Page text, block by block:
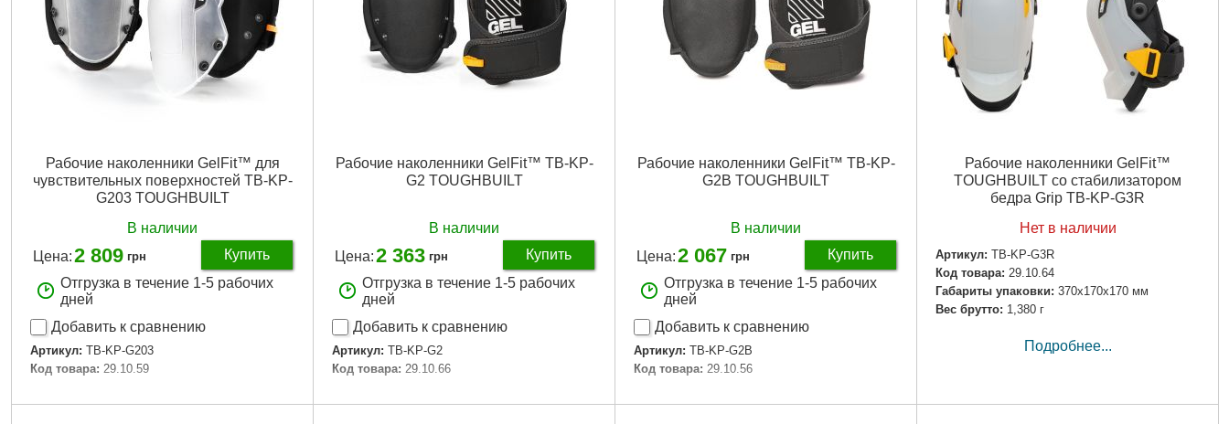
Рабочие наколенники GelFit™ для
чувствительных поверхностей TB-KP-
G203 TOUGHBUILT
В наличии
Цена:2 809 грн
Купить
Отгрузка в течение 1-5 рабочих
дней
Добавить к сравнению
Артикул: TB-KP-G203
Код товара: 29.10.59
Подробнее...
Рабочие наколенники GelFit™ TB-KP-
G2 TOUGHBUILT
В наличии
Цена:2 363 грн
Купить
Отгрузка в течение 1-5 рабочих
дней
Добавить к сравнению
Артикул: TB-KP-G2
Код товара: 29.10.66
Подробнее...
Рабочие наколенники GelFit™ TB-KP-
G2B TOUGHBUILT
В наличии
Цена:2 067 грн
Купить
Отгрузка в течение 1-5 рабочих
дней
Добавить к сравнению
Артикул: TB-KP-G2B
Код товара: 29.10.56
Подробнее...
Рабочие наколенники GelFit™
TOUGHBUILT со стабилизатором
бедра Grip TB-KP-G3R
Нет в наличии
Артикул: TB-KP-G3R
Код товара: 29.10.64
Габариты упаковки: 370x170x170 мм
Вес брутто: 1,380 г
Подробнее...